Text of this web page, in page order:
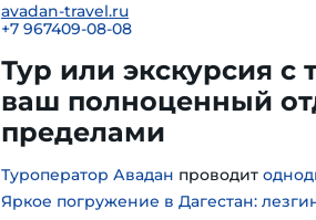
avadan-travel.ru
+7 967409-08-08
Тур или экскурсия с
ваш полноценный
пределами
Туроператор Авадан проводит
Яркое погружение в Дагестан: